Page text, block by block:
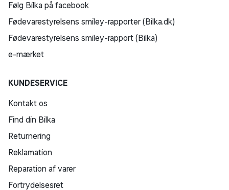
Følg Bilka på facebook
Fødevarestyrelsens smiley-rapporter (Bilka.dk)
Fødevarestyrelsens smiley-rapport (Bilka)
e-mærket
KUNDESERVICE
Kontakt os
Find din Bilka
Returnering
Reklamation
Reparation af varer
Fortrydelsesret